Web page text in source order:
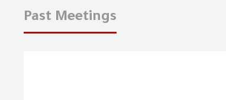
Past Meetings